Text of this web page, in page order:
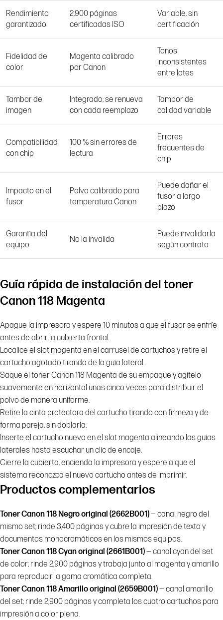
Rendimiento
garantizado
2,900 páginas
certificadas ISO
Variable, sin
certificación
Fidelidad de
color
Magenta calibrado
por Canon
Tonos
inconsistentes
entre lotes
Tambor de
imagen
Integrado; se renueva
con cada reemplazo
Tambor de
calidad variable
Compatibilidad
con chip
100 % sin errores de
lectura
Errores
frecuentes de
chip
Impacto en el
fusor
Polvo calibrado para
temperatura Canon
Puede dañar el
fusor a largo
plazo
Garantía del
equipo
No la invalida
Puede invalidarla
según contrato
Guía rápida de instalación del toner
Canon 118 Magenta
Apague la impresora y espere 10 minutos a que el fusor se enfríe
antes de abrir la cubierta frontal.
Localice el slot magenta en el carrusel de cartuchos y retire el
cartucho agotado tirando de la guía lateral.
Saque el toner Canon 118 Magenta de su empaque y agítelo
suavemente en horizontal unas cinco veces para distribuir el
polvo de manera uniforme.
Retire la cinta protectora del cartucho tirando con firmeza y de
forma pareja, sin doblarla.
Inserte el cartucho nuevo en el slot magenta alineando las guías
laterales hasta escuchar un clic de encaje.
Cierre la cubierta, encienda la impresora y espere a que el
sistema reconozca el nuevo cartucho antes de imprimir.
Productos complementarios
Toner Canon 118 Negro original (2662B001)— canal negro del
mismo set; rinde 3,400 páginas y cubre la impresión de texto y
documentos monocromáticos en los mismos equipos.
Toner Canon 118 Cyan original (2661B001)— canal cyan del set
de color; rinde 2,900 páginas y trabaja junto al magenta y amarillo
para reproducir la gama cromática completa.
Toner Canon 118 Amarillo original (2659B001)— canal amarillo
del set; rinde 2,900 páginas y completa los cuatro cartuchos para
impresión a color plena.